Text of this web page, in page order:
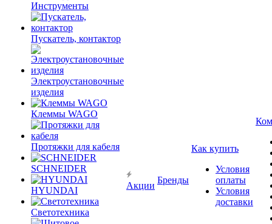
Инструменты
Пускатель, контактор
Электроустановочные
изделия
Клеммы WAGO
Протяжки для кабеля
SCHNEIDER
HYUNDAI
Светотехника
Акции
Бренды
Как купить
Условия
оплаты
Условия
доставки